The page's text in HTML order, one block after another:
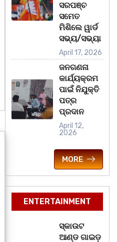
ସରପଞ୍ଚ
ସମେତ
ମିଶିଲେ ୱାର୍ଡ
ସଭ୍ୟ/ସଭ୍ୟା
April 17, 2026
ଜନଗଣନା
କାର୍ଯ୍ୟକ୍ରମ
ପାଇଁ ନିଯୁକ୍ତି
ପତ୍ର
ପ୍ରଦାନ
April 12,
2026
MORE
ENTERTAINMENT
ସ୍କାଉଟ
ଆଣ୍ଡ ଗାଇଡ଼